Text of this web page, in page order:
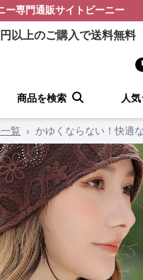
ー専門通販サイト ビーニー
円以上のご購入で送料無料
商品を検索 人
覧 › かゆくならない！快適